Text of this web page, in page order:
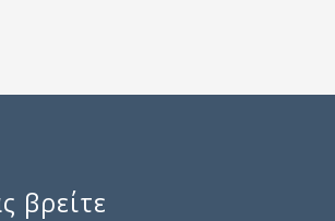
βρείτε